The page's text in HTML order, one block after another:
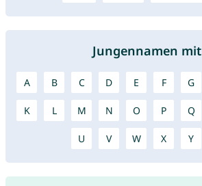
Jungennamen
A B C D E F G
K L M N O P Q
U V W X Y